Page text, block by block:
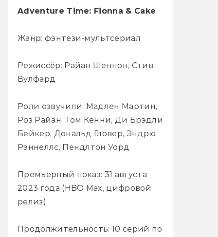
Adventure Time: Fionna & Cake
Жанр: фэнтези-мультсериал
Режиссёр: Райан Шеннон, Стив
Вулфард
Роли озвучили: Мадлен Мартин,
Роз Райан, Том Кенни, Ди Брэдли
Бейкер, Дональд Гловер, Эндрю
Рэннеллс, Пендлтон Уорд
Премьерный показ: 31 августа
2023 года (HBO Max, цифровой
релиз)
Продолжительность: 10 серий по